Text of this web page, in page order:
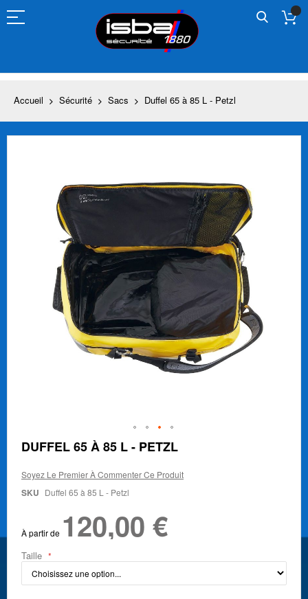
au
contenu
Accueil Sécurité Sacs Duffel 65 à 85 L - Petzl
Skip
to
beginning
of
DUFFEL 65 À 85 L - PETZL
Soyez Le Premier À Commenter Ce Produit
SKU Duffel 65 à 85 L - Petzl
À partir de 120,00 €
Taille